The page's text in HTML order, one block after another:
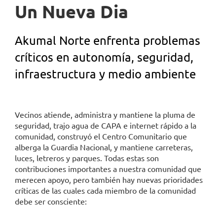
Un Nueva Dia
Akumal Norte enfrenta problemas
críticos en autonomía, seguridad,
infraestructura y medio ambiente
Vecinos atiende, administra y mantiene la pluma de
seguridad, trajo agua de CAPA e internet rápido a la
comunidad, construyó el Centro Comunitario que
alberga la Guardia Nacional, y mantiene carreteras,
luces, letreros y parques. Todas estas son
contribuciones importantes a nuestra comunidad que
merecen apoyo, pero también hay nuevas prioridades
críticas de las cuales cada miembro de la comunidad
debe ser consciente: